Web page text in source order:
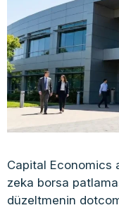
Capital Economics
zeka borsa
düzeltmenin